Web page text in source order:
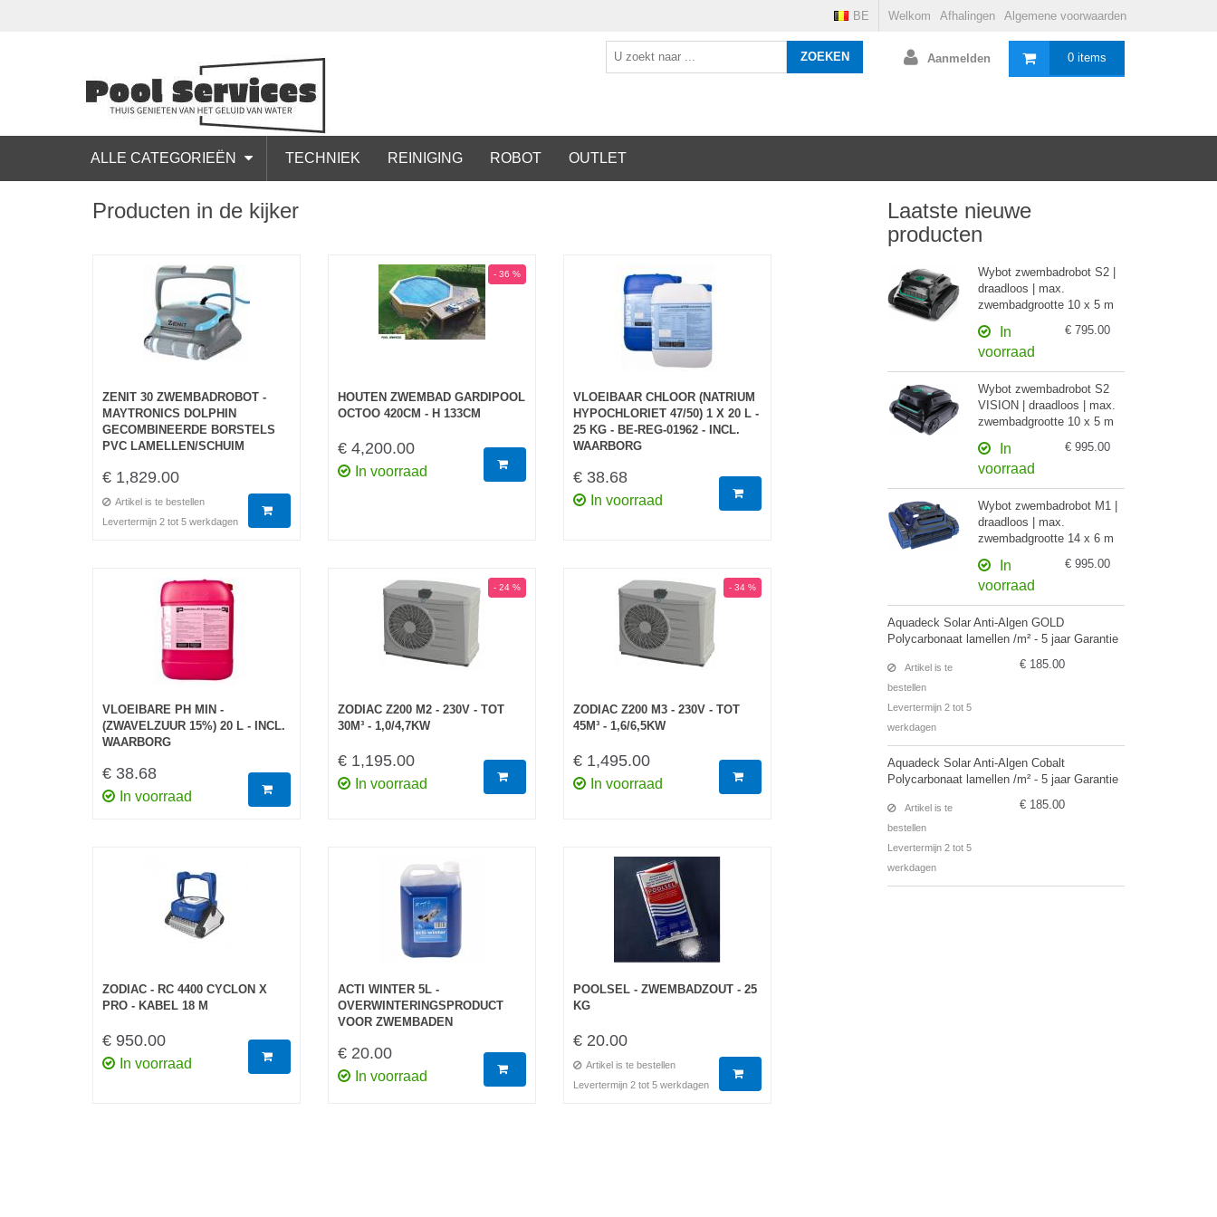
Welkom Afhalingen Algemene voorwaarden
BE
0 items
Aanmelden
ZOEKEN
ALLE CATEGORIEËN TECHNIEK REINIGING ROBOT OUTLET
Producten in de kijker
ZENIT 30 ZWEMBADROBOT -
MAYTRONICS DOLPHIN
GECOMBINEERDE BORSTELS
PVC LAMELLEN/SCHUIM
€ 1,829.00
Artikel is te bestellen
Levertermijn 2 tot 5 werkdagen
- 36 %
HOUTEN ZWEMBAD GARDIPOOL
OCTOO 420CM - H 133CM
€ 4,200.00
In voorraad
VLOEIBAAR CHLOOR (NATRIUM
HYPOCHLORIET 47/50) 1 X 20 L -
25 KG - BE-REG-01962 - INCL.
WAARBORG
€ 38.68
In voorraad
VLOEIBARE PH MIN -
(ZWAVELZUUR 15%) 20 L - INCL.
WAARBORG
€ 38.68
In voorraad
- 24 %
ZODIAC Z200 M2 - 230V - TOT
30M³ - 1,0/4,7KW
€ 1,195.00
In voorraad
- 34 %
ZODIAC Z200 M3 - 230V - TOT
45M³ - 1,6/6,5KW
€ 1,495.00
In voorraad
ZODIAC - RC 4400 CYCLON X
PRO - KABEL 18 M
€ 950.00
In voorraad
ACTI WINTER 5L -
OVERWINTERINGSPRODUCT
VOOR ZWEMBADEN
€ 20.00
In voorraad
POOLSEL - ZWEMBADZOUT - 25
KG
€ 20.00
Artikel is te bestellen
Levertermijn 2 tot 5 werkdagen
Laatste nieuwe
producten
Wybot zwembadrobot S2 |
draadloos | max.
zwembadgrootte 10 x 5 m
In
voorraad
€ 795.00
Wybot zwembadrobot S2
VISION | draadloos | max.
zwembadgrootte 10 x 5 m
In
voorraad
€ 995.00
Wybot zwembadrobot M1 |
draadloos | max.
zwembadgrootte 14 x 6 m
In
voorraad
€ 995.00
Aquadeck Solar Anti-Algen GOLD
Polycarbonaat lamellen /m² - 5 jaar Garantie
Artikel is te
bestellen
Levertermijn 2 tot 5
werkdagen
€ 185.00
Aquadeck Solar Anti-Algen Cobalt
Polycarbonaat lamellen /m² - 5 jaar Garantie
Artikel is te
bestellen
Levertermijn 2 tot 5
werkdagen
€ 185.00